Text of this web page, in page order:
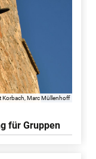
Korbach, Marc Müllenhoff
für Gruppen